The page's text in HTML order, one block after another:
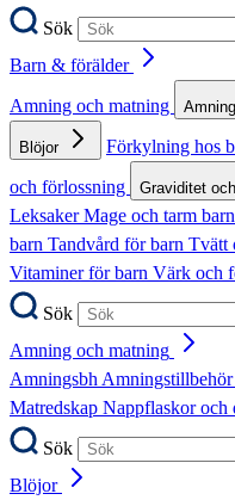
Sök
Barn & förälder
Amning och matning
Blöjor Förkylning hos
och förlossning
Graviditet
LeksakerMage och tarm barn
barn Tandvård för barn Tvätt
Vitaminer för barn Värk och
Sök
Amning och matning
AmningsbhAmningstillbehör
Matredskap Nappflaskor och
Sök
Blöjor